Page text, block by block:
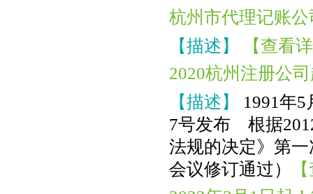
杭州市代理记账公
【描述】
【查看
2020杭州注册公
【描述】
1991年
7号发布 根据
法规的决定》第
会议修订通过）